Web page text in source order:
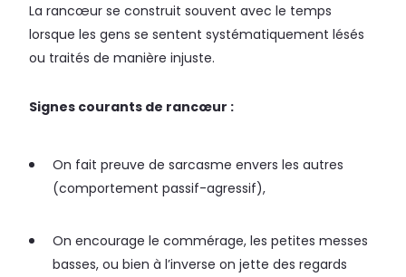
La rancœur se construit souvent avec le temps
lorsque les gens se sentent systématiquement lésés
ou traités de manière injuste.
Signes courants de rancœur :
On fait preuve de sarcasme envers les autres
(comportement passif-agressif),
On encourage le commérage, les petites messes
basses, ou bien à l’inverse on jette des regards